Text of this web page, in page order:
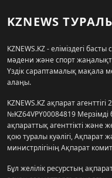
KZNEWS
KZNEWS.KZ - еліміздегі
мәдени және спорт
Үздік сараптамалық мақала
алаңы.
KZNEWS.KZ ақпарат
№KZ64VPY00084819
ақпараттық агенттікті және
қою туралы куәлігі, Ақпарат
министрлігінің Ақпарат
Бұл желілік ресурстың